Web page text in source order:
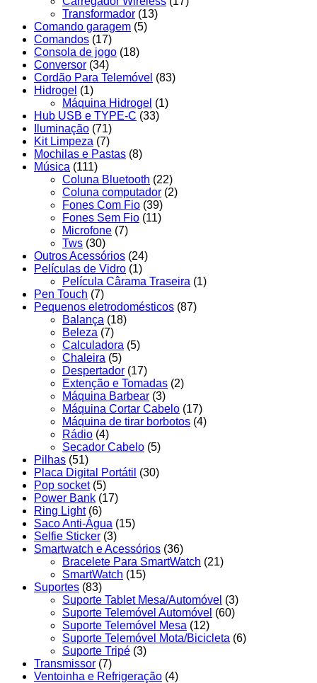
Transformador (13)
Comando garagem (5)
Comandos (17)
Consola de jogo (18)
Conversor (34)
Cordão Para Telemóvel (83)
Hidrogel (1)
Máquina Hidrogel (1)
Hub USB e TYPE-C (33)
Iluminação (71)
Kit Limpeza (7)
Mochilas e Pastas (8)
Música (111)
Coluna Bluetooth (22)
Coluna computador (2)
Fones Com Fio (39)
Fones Sem Fio (11)
Microfone (7)
Tws (30)
Outros Acessórios (24)
Películas de Vidro (1)
Película Cârama Traseira (1)
Pen Touch (7)
Pequenos eletrodomésticos (87)
Balança (18)
Beleza (7)
Calculadora (5)
Chaleira (5)
Despertador (17)
Extenção e Tomadas (2)
Máquina Barbear (3)
Máquina Cortar Cabelo (17)
Máquina de tirar borbotos (4)
Rádio (4)
Secador Cabelo (5)
Pilhas (51)
Placa Digital Portátil (30)
Pop socket (5)
Power Bank (17)
Ring Light (6)
Saco Anti-Água (15)
Selfie Sticker (3)
Smartwatch e Acessórios (36)
Bracelete Para SmartWatch (21)
SmartWatch (15)
Suportes (83)
Suporte Tablet Mesa/Automóvel (3)
Suporte Telemóvel Automóvel (60)
Suporte Telemóvel Mesa (12)
Suporte Telemóvel Mota/Bicicleta (6)
Suporte Tripé (3)
Transmissor (7)
Ventoinha e Refrigeração (4)